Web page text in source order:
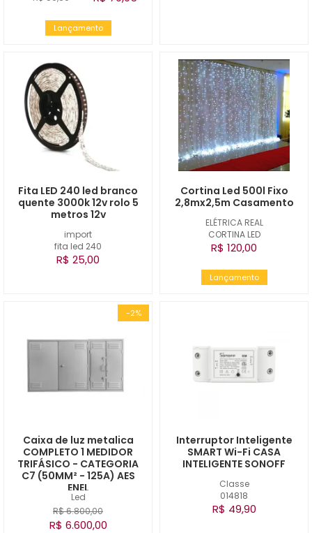
Lançamento
import
fita led 240
Fita LED 240 led branco
quente 3000k 12v rolo 5
metros 12v
R$ 25,00
ELÉTRICA REAL
CORTINA LED
Cortina Led 500l Fixo
2,8mx2,5m Casamento
R$ 120,00
Lançamento
-2%
Led
Caixa de luz metalica
COMPLETO 1 MEDIDOR
TRIFÁSICO - CATEGORIA
C7 (50MM² - 125A) AES
ENEL
R$ 6.800,00
R$ 6.600,00
Classe
014818
Interruptor Inteligente
SMART Wi-Fi CASA
INTELIGENTE SONOFF
R$ 49,90